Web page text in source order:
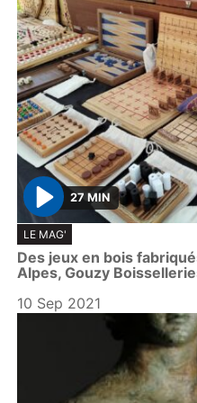
P
l
a
y
27 MIN
LE MAG'
Des jeux en bois
Alpes, Gouzy
10 Sep 2021